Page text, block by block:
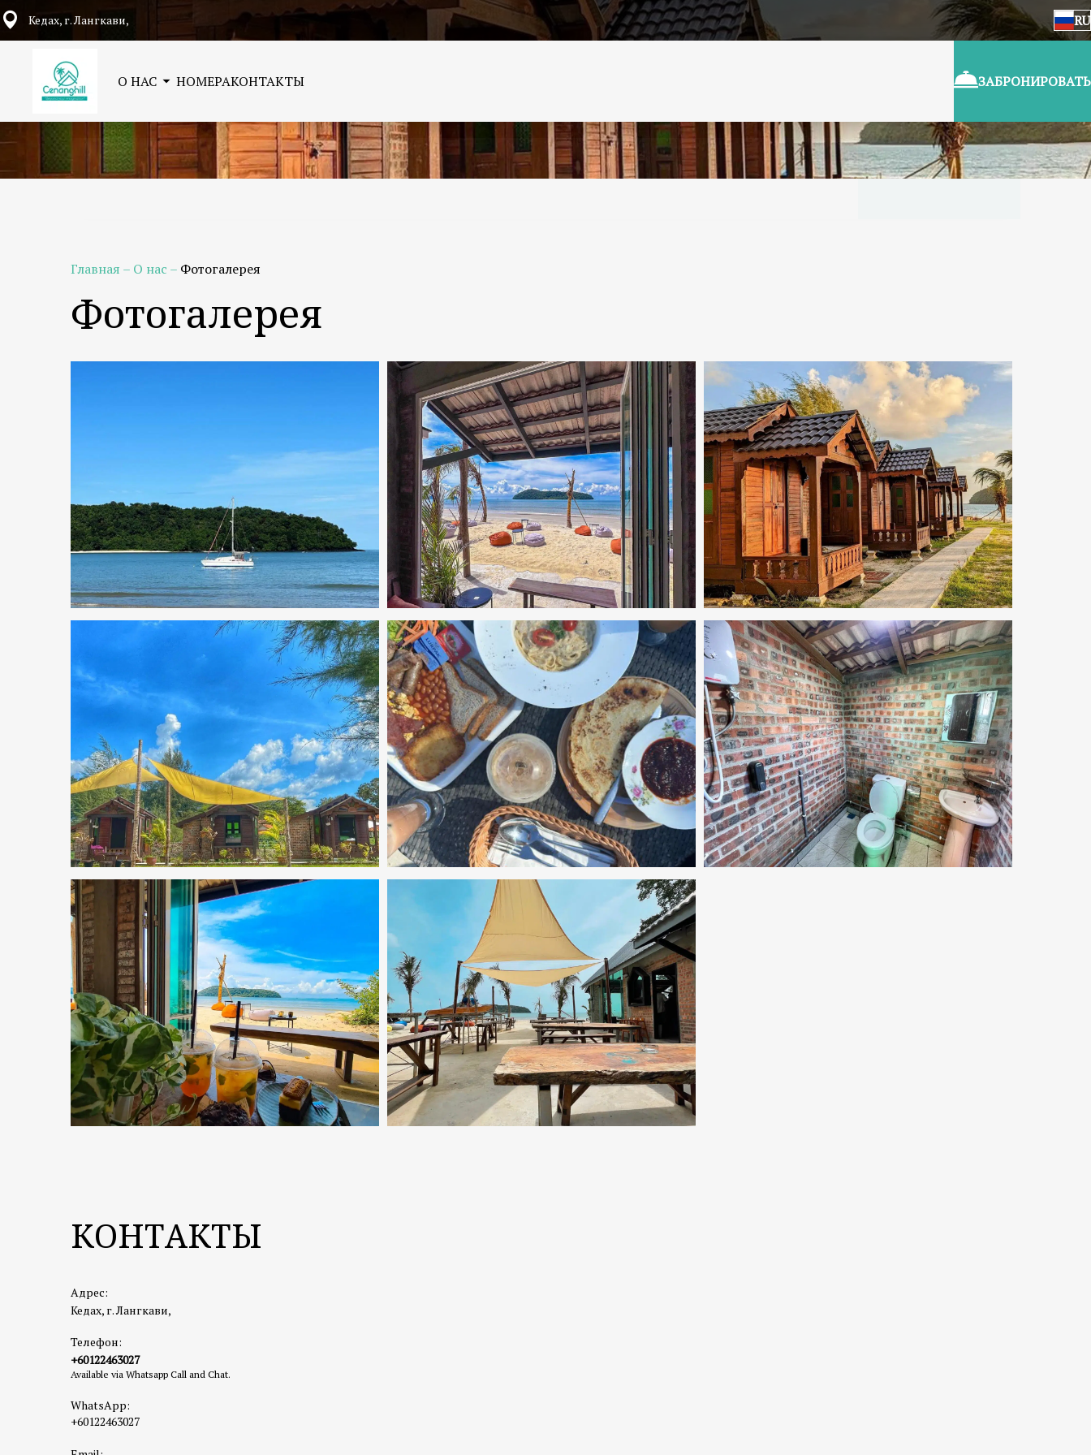
Кедах, г. Лангкави, RU
О НАС НОМЕРАКОНТАКТЫ ЗАБРОНИРОВАТЬ
Главная – О нас – Фотогалерея
Фотогалерея
КОНТАКТЫ
Адрес:
Кедах, г. Лангкави,
Телефон:
+60122463027
Available via Whatsapp Call and Chat.
WhatsApp:
+60122463027